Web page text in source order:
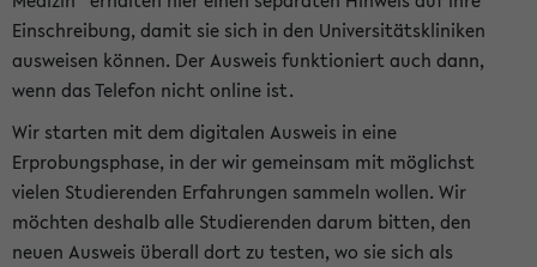
Einschreibung, damit sie sich in den Universitätskliniken
ausweisen können. Der Ausweis funktioniert auch dann,
wenn das Telefon nicht online ist.
Wir starten mit dem digitalen Ausweis in eine
Erprobungsphase, in der wir gemeinsam mit möglichst
vielen Studierenden Erfahrungen sammeln wollen. Wir
möchten deshalb alle Studierenden darum bitten, den
neuen Ausweis überall dort zu testen, wo sie sich als